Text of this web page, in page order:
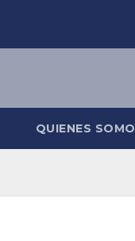
QUIENES